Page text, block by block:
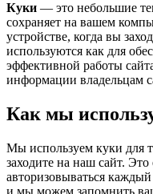
Куки — это небольшие
сохраняет на вашем
устройстве, когда вы
используются как для
эффективной работы
информации владельцам
Как мы
Мы используем куки для
заходите на наш сайт.
авторизовываться